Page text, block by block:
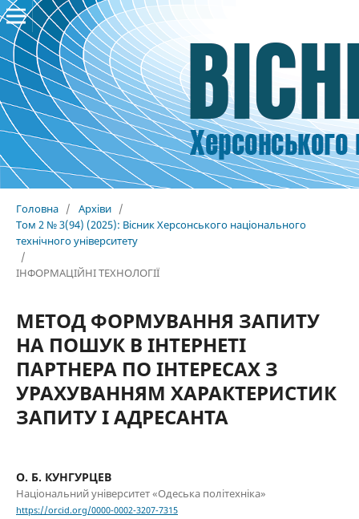
Головна / Архіви /
Том 2 № 3(94) (2025): Вісник Херсонського національного
технічного університету
/
ІНФОРМАЦІЙНІ ТЕХНОЛОГІЇ
МЕТОД ФОРМУВАННЯ ЗАПИТУ
НА ПОШУК В ІНТЕРНЕТІ
ПАРТНЕРА ПО ІНТЕРЕСАХ З
УРАХУВАННЯМ ХАРАКТЕРИСТИК
ЗАПИТУ І АДРЕСАНТА
О. Б. КУНГУРЦЕВ
Національний університет «Одеська політехніка»
https://orcid.org/0000-0002-3207-7315